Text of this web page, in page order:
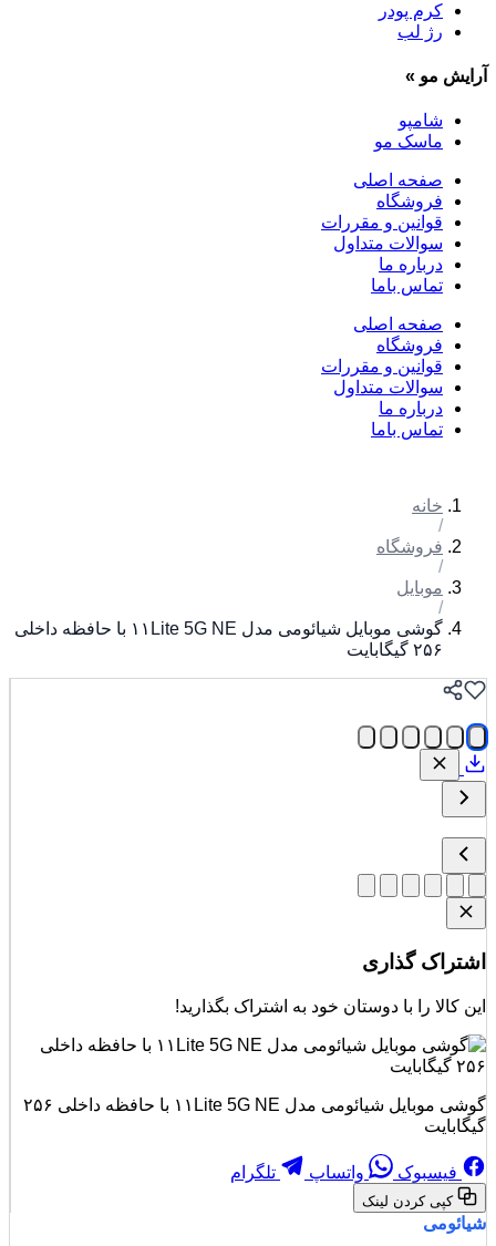
کرم پودر
رژ لب
آرایش مو»
شامپو
ماسک مو
صفحه اصلی
فروشگاه
قوانین و مقررات
سوالات متداول
درباره ما
تماس باما
صفحه اصلی
فروشگاه
قوانین و مقررات
سوالات متداول
درباره ما
تماس باما
خانه
فروشگاه
موبایل
گوشی موبایل شیائومی مدل ۱۱Lite 5G NE با حافظه داخلی
۲۵۶ گیگابایت
اشتراک گذاری
این کالا را با دوستان خود به اشتراک بگذارید!
گوشی موبایل شیائومی مدل ۱۱Lite 5G NE با حافظه داخلی ۲۵۶
گیگابایت
فیسبوک واتساپ تلگرام
کپی کردن لینک
شیائومی